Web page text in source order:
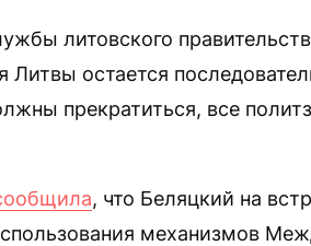
литовского
Литвы остается
прекратиться, все
, что Беляцкий на
механизмов